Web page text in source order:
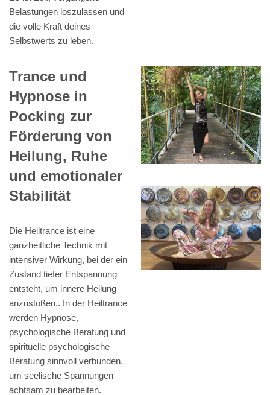
Belastungen loszulassen und
die volle Kraft deines
Selbstwerts zu leben.
Trance und
Hypnose in
Pocking zur
Förderung von
Heilung, Ruhe
und emotionaler
Stabilität
Die Heiltrance ist eine
ganzheitliche Technik mit
intensiver Wirkung, bei der ein
Zustand tiefer Entspannung
entsteht, um innere Heilung
anzustoßen.. In der Heiltrance
werden Hypnose,
psychologische Beratung und
spirituelle psychologische
Beratung sinnvoll verbunden,
um seelische Spannungen
achtsam zu bearbeiten.